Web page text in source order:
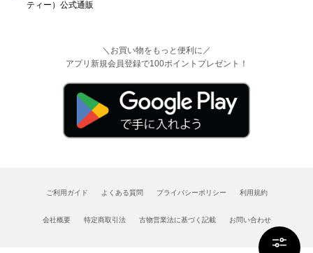
＼お買い物をもっと便利に／
アプリ新規会員登録で100ポイントプレゼント！
ご利用ガイド よくある質問 プライバシーポリシー 利用規約
会社概要 特定商取引法 古物営業法に基づく記載 お問い合わせ